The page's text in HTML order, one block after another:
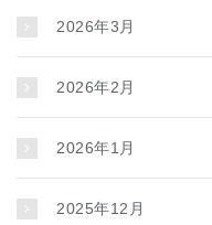
2026年3月
2026年2月
2026年1月
2025年12月